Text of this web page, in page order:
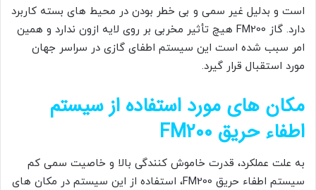
است و بدلیل غیر سمی و بی خطر بودن در محیط های بسته کاربرد
دارد. گاز FM200 هیچ تأثیر مخربی بر روی لایه ازون ندارد و همین
امر سبب شده است این سیستم اطفای گازی در سراسر جهان
مورد استقبال قرار گیرد.
مکان های مورد استفاده از سیستم
اطفاء حریق FM200
به علت عملکرد، قدرت خاموش کنندگی بالا و خاصیت سمی کم
سیستم اطفاء حریق FM200، استفاده از این سیستم در مکان های